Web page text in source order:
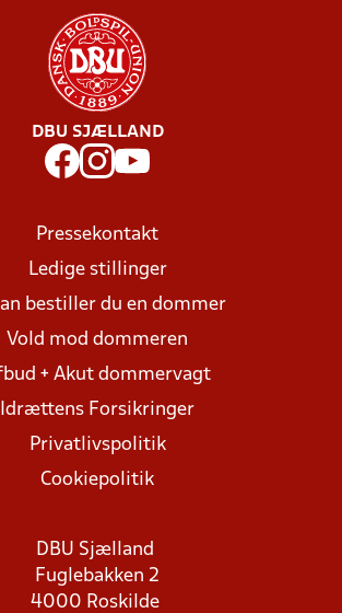
DBU SJÆLLAND
Pressekontakt
Ledige stillinger
bestiller du en dommer
Vold mod dommeren
+ Akut dommervagt
Idrættens Forsikringer
Privatlivspolitik
Cookiepolitik
DBU Sjælland
Fuglebakken 2
4000 Roskilde